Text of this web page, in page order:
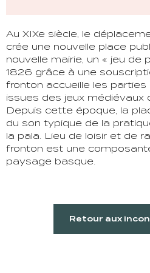
Au XIXe siècle, le
crée une nouvelle place
nouvelle mairie, un « jeu de
1826 grâce à une
fronton accueille les parties
issues des jeux médiévaux
Depuis cette époque, la
du son typique de la
la pala. Lieu de loisir et de
fronton est une
paysage basque.
Retour aux